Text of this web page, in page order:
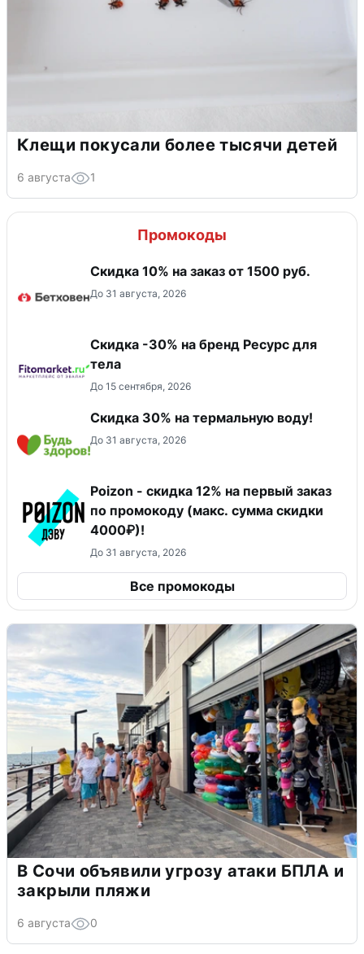
Клещи покусали более тысячи детей
6 августа 1
Промокоды
Скидка 10% на заказ от 1500 руб.
До 31 августа, 2026
Скидка -30% на бренд Ресурс для
тела
До 15 сентября, 2026
Скидка 30% на термальную воду!
До 31 августа, 2026
Poizon - скидка 12% на первый заказ
по промокоду (макс. сумма скидки
4000₽)!
До 31 августа, 2026
Все промокоды
В Сочи объявили угрозу атаки БПЛА и
закрыли пляжи
6 августа 0